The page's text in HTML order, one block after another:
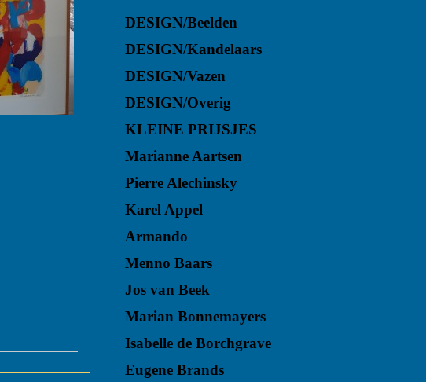
DESIGN/Beelden
DESIGN/Kandelaars
DESIGN/Vazen
DESIGN/Overig
KLEINE PRIJSJES
Marianne Aartsen
Pierre Alechinsky
Karel Appel
Armando
Menno Baars
Jos van Beek
Marian Bonnemayers
Isabelle de Borchgrave
Eugene Brands